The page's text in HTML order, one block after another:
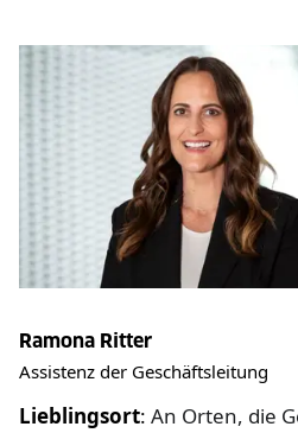
Ramona Ritter
Assistenz der Geschäftsleitung
Lieblingsort: An Orten, die